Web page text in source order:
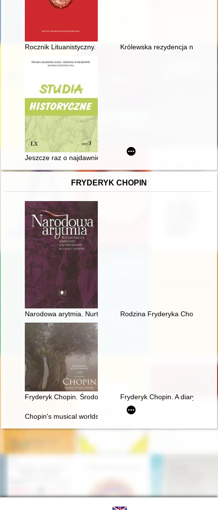
Rocznik Lituanistyczny. T. 9 (2023)Królewska rezydencja nad
Jeszcze raz o najdawniejszych wiekach dziejów Lublina i o
FRYDERYK CHOPIN
Narodowa arytmia. Nurt patriotyczny w twórczości artystów
Rodzina Fryderyka Chopina
Fryderyk Chopin. Środowisko społeczne, osobowość,
Fryderyk Chopin. A diary in
Chopin's musical worlds the 1840's